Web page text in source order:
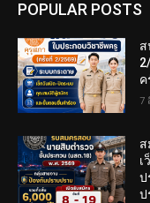
POPULAR POSTS
ส
ค
7
ส
เ
ป
ป